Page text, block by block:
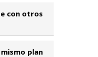
con otros
plan